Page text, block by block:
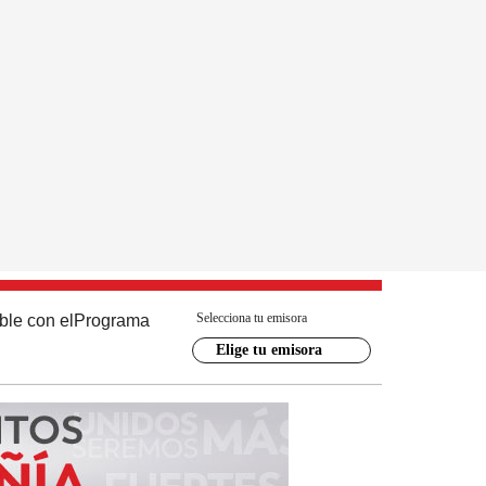
con el Programa Selecciona tu emisora
Elige tu emisora